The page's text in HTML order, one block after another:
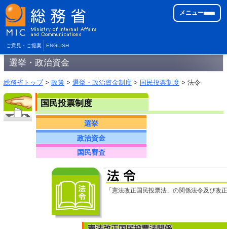
ご意見・ご提案 ENGLISH
メニュー
選挙・政治資金
総務省トップ> 政策> 選挙・政治資金制度> 国民投票制度> 法令
国民投票制度
選挙
政治資金
国民審査
「憲法改正国民投票法」の関係法令及び改